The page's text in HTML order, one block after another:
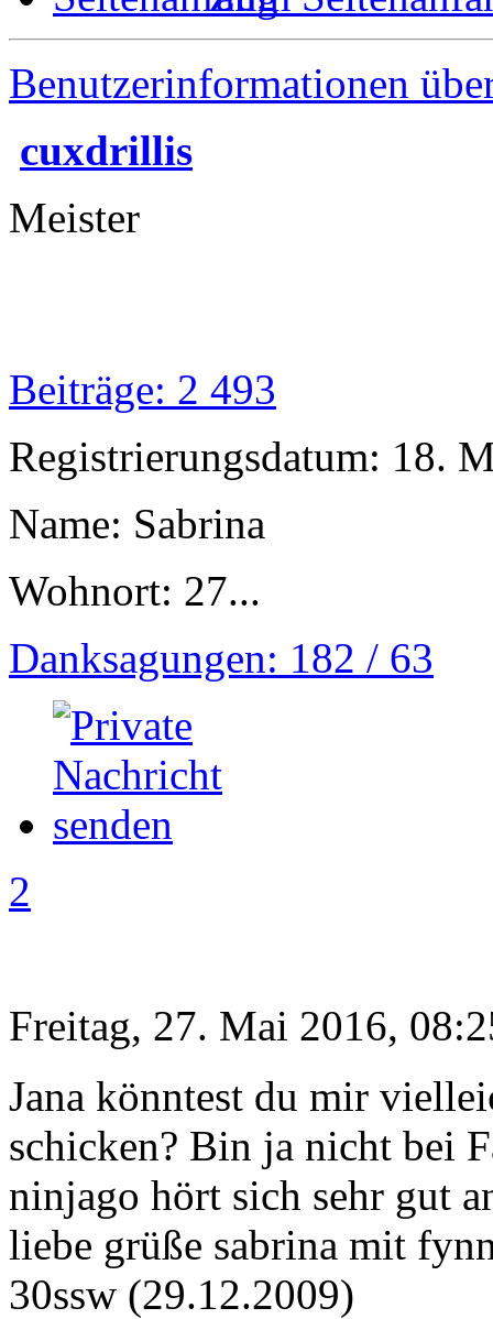
Benutzerinformationen
cuxdrillis
Meister
Beiträge: 2 493
Registrierungsdatum: 18.
Name: Sabrina
Wohnort: 27...
Danksagungen: 182 / 63
2
Freitag, 27. Mai 2016,
Jana könntest du mir
schicken? Bin ja nicht bei
ninjago hört sich sehr gut
liebe grüße sabrina mit
30ssw (29.12.2009)